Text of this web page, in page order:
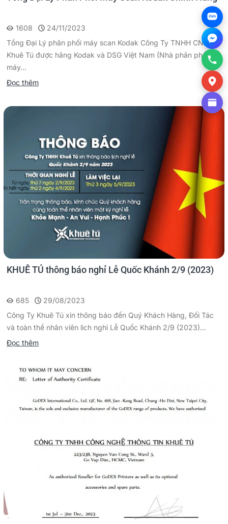
1608
24/11/2023
Tổng Đại Lý phân phối máy scan Kodak Công Ty TNHH CNTT
Khuê Tú được hãng Kodak và DSG Việt Nam (Nhà phân phối
máy...
Đọc thêm
KHUÊ TÚ thông báo nghỉ Lễ Quốc Khánh 2/9 (2023)
685
29/08/2023
Công Ty Khuê Tú xin thông báo đến Quý Khách Hàng, Đối Tác
và toàn thể nhân viên lich nghỉ Lễ Quốc Khánh 2/9 (2023)...
Đọc thêm
Zalo